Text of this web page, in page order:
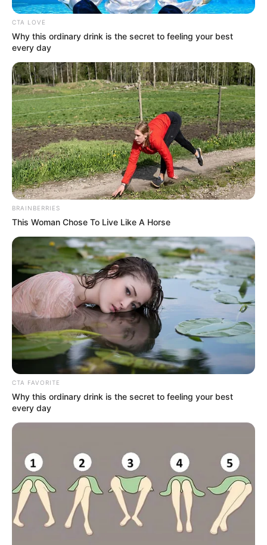
CTA LOVE
Why this ordinary drink is the secret to feeling your best
every day
BRAINBERRIES
This Woman Chose To Live Like A Horse
CTA FAVORITE
Why this ordinary drink is the secret to feeling your best
every day